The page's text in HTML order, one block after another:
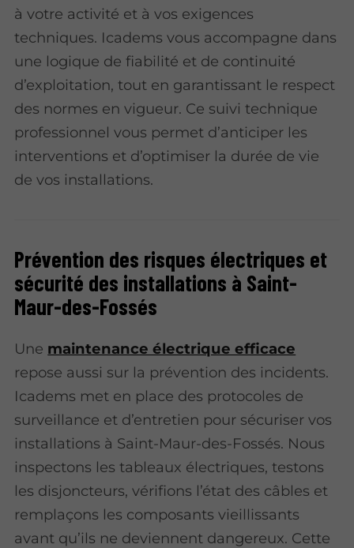
à votre activité et à vos exigences
techniques. Icadems vous accompagne dans
une logique de fiabilité et de continuité
d’exploitation, tout en garantissant le respect
des normes en vigueur. Ce suivi technique
professionnel vous permet d’anticiper les
interventions et d’optimiser la durée de vie
de vos installations.
Prévention des risques électriques et
sécurité des installations à Saint-
Maur-des-Fossés
Une maintenance électrique efficace
repose aussi sur la prévention des incidents.
Icadems met en place des protocoles de
surveillance et d’entretien pour sécuriser vos
installations à Saint-Maur-des-Fossés. Nous
inspectons les tableaux électriques, testons
les disjoncteurs, vérifions l’état des câbles et
remplaçons les composants vieillissants
avant qu’ils ne deviennent dangereux. Cette